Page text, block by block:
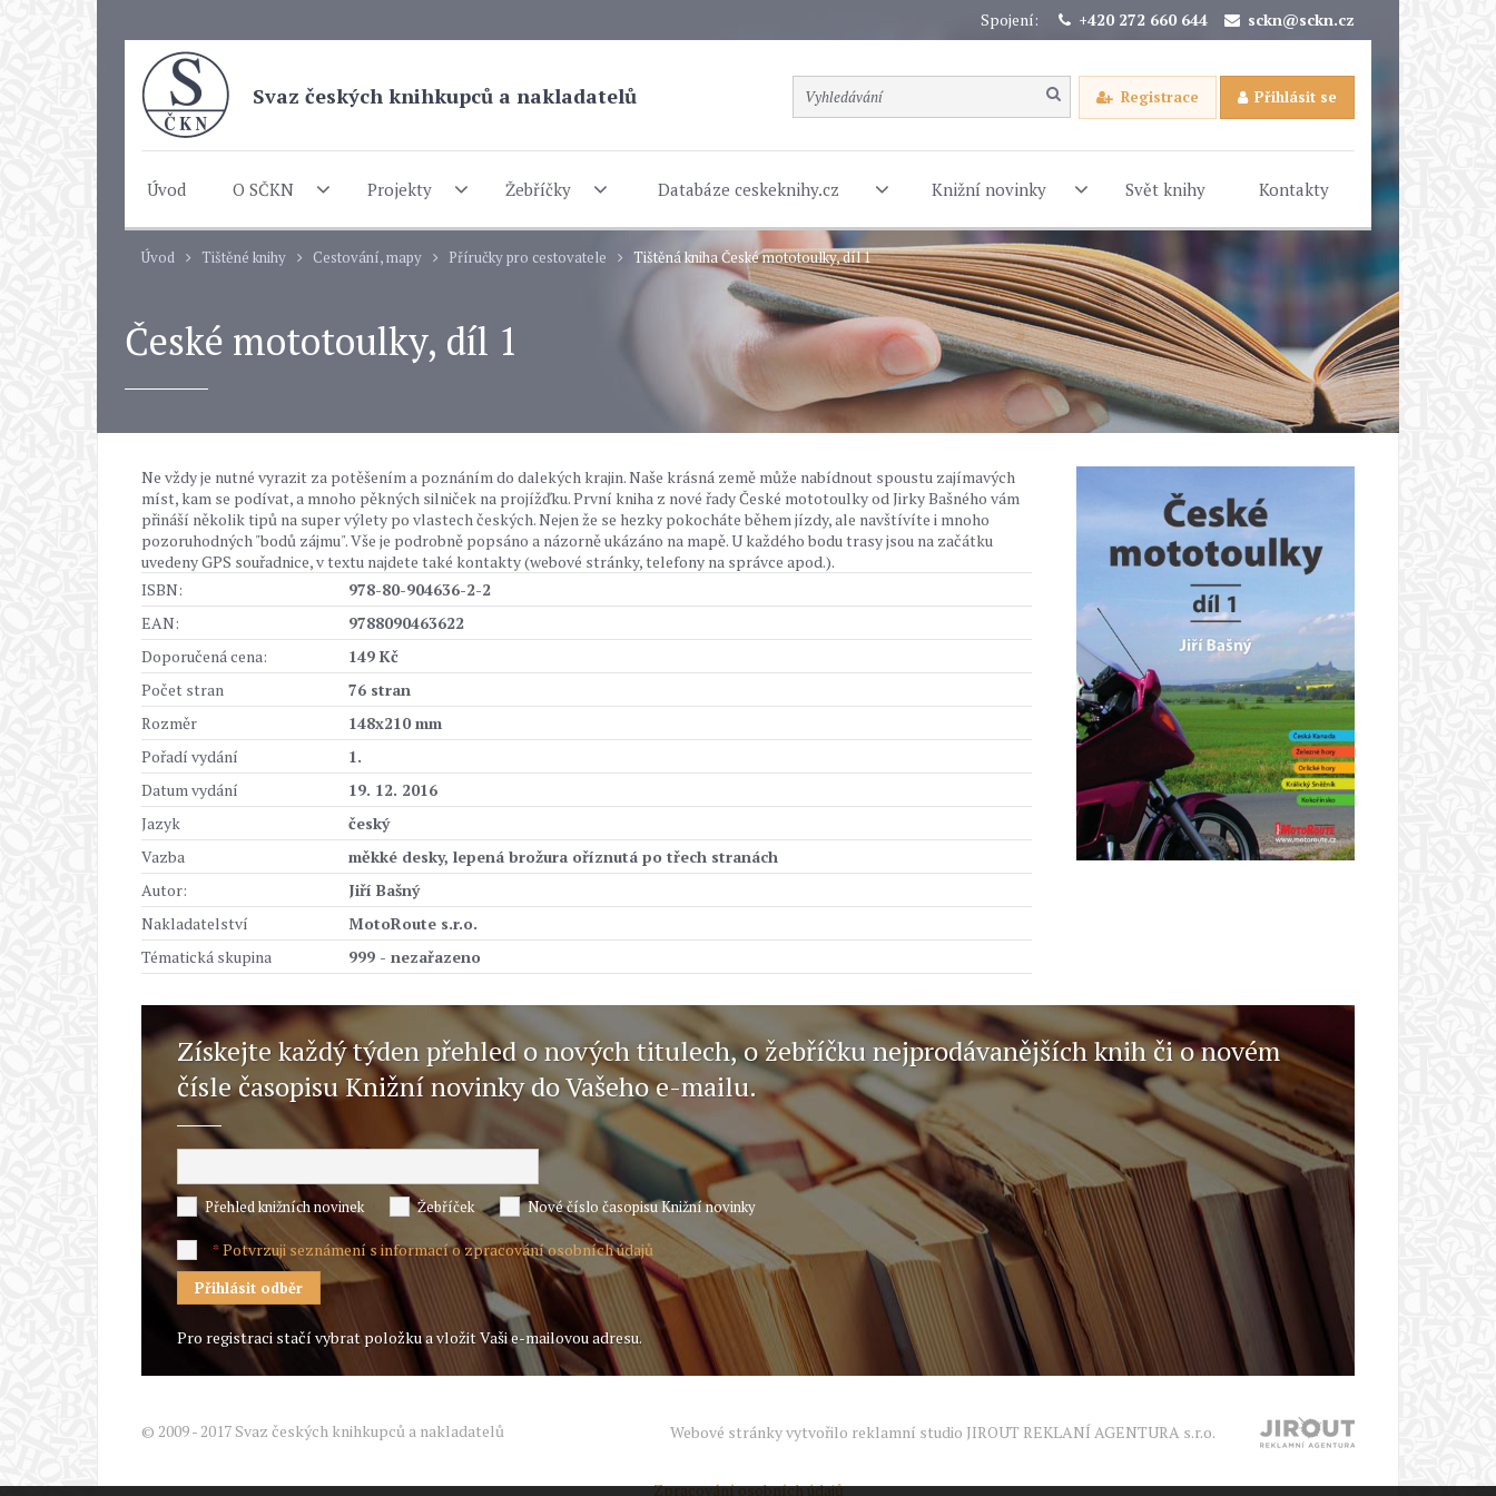
Spojení: +420 272 660 644 sckn@sckn.cz
Svaz českých knihkupců a nakladatelů Registrace Přihlásit se
Úvod O SČKN Projekty Žebříčky Databáze ceskeknihy.cz Knižní novinky Svět knihy Kontakty
Úvod Tištěné knihy Cestování, mapy Příručky pro cestovatele Tištěná kniha České mototoulky, díl 1
České mototoulky, díl 1
Ne vždy je nutné vyrazit za potěšením a poznáním do dalekých krajin. Naše krásná země může nabídnout spoustu zajímavých
míst, kam se podívat, a mnoho pěkných silniček na projížďku. První kniha z nové řady České mototoulky od Jirky Bašného vám
přináší několik tipů na super výlety po vlastech českých. Nejen že se hezky pokocháte během jízdy, ale navštívíte i mnoho
pozoruhodných "bodů zájmu". Vše je podrobně popsáno a názorně ukázáno na mapě. U každého bodu trasy jsou na začátku
uvedeny GPS souřadnice, v textu najdete také kontakty (webové stránky, telefony na správce apod.).
ISBN:
978-80-904636-2-2
EAN:
9788090463622
Doporučená cena:
149 Kč
Počet stran
76 stran
Rozměr
148x210 mm
Pořadí vydání
1.
Datum vydání
19. 12. 2016
Jazyk
český
Vazba
měkké desky, lepená brožura oříznutá po třech stranách
Autor:
Jiří Bašný
Nakladatelství
MotoRoute s.r.o.
Tématická skupina
999 - nezařazeno
Získejte každý týden přehled o nových titulech, o žebříčku nejprodávanějších knih či o novém
čísle časopisu Knižní novinky do Vašeho e-mailu.
Přehled knižních novinek Žebříček Nové číslo časopisu Knižní novinky
*Potvrzuji seznámení s informací o zpracování osobních údajů
Pro registraci stačí vybrat položku a vložit Vaši e-mailovou adresu.
© 2009 - 2017 Svaz českých knihkupců a nakladatelů Webové stránky vytvořilo reklamní studio JIROUT REKLANÍ AGENTURA s.r.o.
Zpracování osobních údajů